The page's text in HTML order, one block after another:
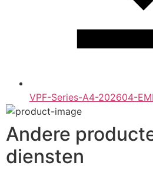
VPF-Series-A4-202604-
Andere
diensten